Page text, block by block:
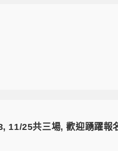
11/25共三場, 歡迎踴躍報